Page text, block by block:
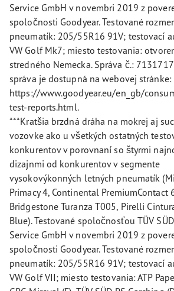
Service GmbH v novembri 2019 z
spoločnosti Goodyear. Testované
pneumatík: 205/55R16 91V; testovací
VW Golf Mk7; miesto testovania:
stredného Nemecka. Správa č.:
správa je dostupná na webovej stránke:
https://www.goodyear.eu/en_gb/
test-reports.html.
***Kratšia brzdná dráha na mokrej aj
vozovke ako u všetkých ostatných
konkurentov v porovnaní so štyrmi
dizajnmi od konkurentov v segmente
vysokovýkonných letných pneumatík
Primacy 4, Continental PremiumContact
Bridgestone Turanza T005, Pirelli
Blue). Testované spoločnosťou TÜV
Service GmbH v novembri 2019 z
spoločnosti Goodyear. Testované
pneumatík: 205/55R16 91V; testovací
VW Golf VII; miesto testovania: ATP